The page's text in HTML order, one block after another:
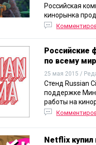
Российская
кинорынка
Российские
по всему
25 мая 2015 /
Стенд Russian
поддержке
работы на
Netflix купил